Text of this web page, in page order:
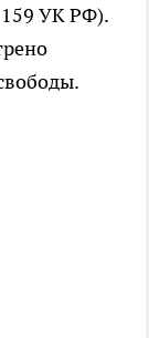
159 УК РФ).